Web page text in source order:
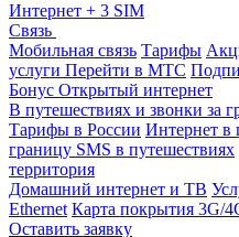
Интернет + 3 SIM
Связь
Мобильная связь Тарифы
услуги Перейти в МТС
Бонус Открытый интернет
В путешествиях и звонки за
Тарифы в России Интернет в
границу SMS в путешествиях
территория
Домашний интернет и ТВ
Ethernet Карта покрытия 3G/
Оставить заявку